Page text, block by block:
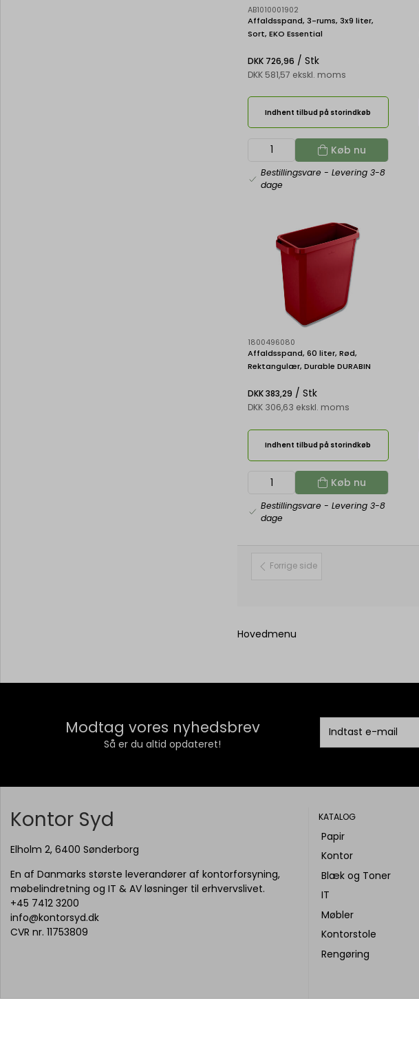
AB1010001902
Affaldsspand, 3-rums, 3x9 liter,
Sort, EKO Essential
DKK 726,96 / Stk
DKK 581,57 ekskl. moms
Indhent tilbud på storindkøb
Køb nu
Bestillingsvare- Levering 3-8
dage
1800496080
Affaldsspand, 60 liter, Rød,
Rektangulær, Durable DURABIN
DKK 383,29 / Stk
DKK 306,63 ekskl. moms
Indhent tilbud på storindkøb
Køb nu
Bestillingsvare- Levering 3-8
dage
Forrige side
Hovedmenu
Modtag vores nyhedsbrev
Så er du altid opdateret!
Kontor Syd
Elholm 2, 6400 Sønderborg
En af Danmarks største leverandører af kontorforsyning,
møbelindretning og IT & AV løsninger til erhvervslivet.
+45 7412 3200
info@kontorsyd.dk
CVR nr. 11753809
KATALOG
Papir
Kontor
Blæk og Toner
IT
Møbler
Kontorstole
Rengøring